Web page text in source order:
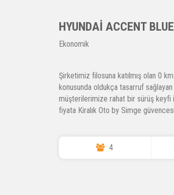
HYUNDAI ACCENT
Ekonomik
Şirketimiz filosuna katılmış olan 0
konusunda oldukça tasarruf
müşterilerimize rahat bir sürüş keyfi
fiyata Kiralık Oto by Simge
4